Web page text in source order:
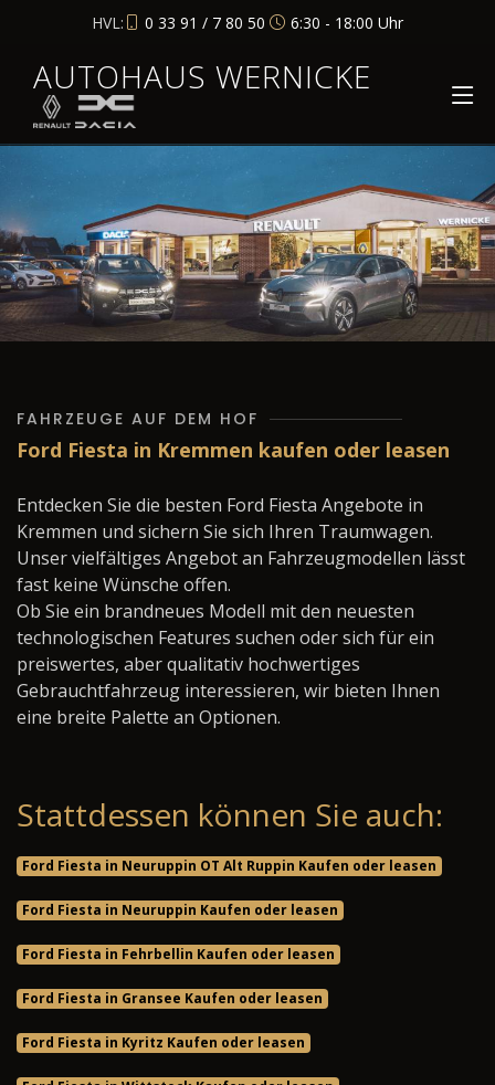
HVL: 0 33 91 / 7 80 50 6:30 - 18:00 Uhr
AUTOHAUS WERNICKE
FAHRZEUGE AUF DEM HOF
Ford Fiesta in Kremmen kaufen oder leasen
Entdecken Sie die besten Ford Fiesta Angebote in
Kremmen und sichern Sie sich Ihren Traumwagen.
Unser vielfältiges Angebot an Fahrzeugmodellen lässt
fast keine Wünsche offen.
Ob Sie ein brandneues Modell mit den neuesten
technologischen Features suchen oder sich für ein
preiswertes, aber qualitativ hochwertiges
Gebrauchtfahrzeug interessieren, wir bieten Ihnen
eine breite Palette an Optionen.
Stattdessen können Sie auch:
Ford Fiesta in Neuruppin OT Alt Ruppin Kaufen oder leasen
Ford Fiesta in Neuruppin Kaufen oder leasen
Ford Fiesta in Fehrbellin Kaufen oder leasen
Ford Fiesta in Gransee Kaufen oder leasen
Ford Fiesta in Kyritz Kaufen oder leasen